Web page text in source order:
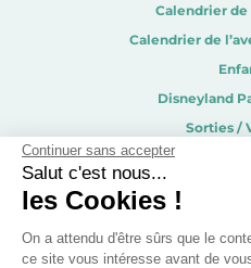
Continuer sans accepter
Salut c'est nous...
les Cookies !
On a attendu d'être sûrs que le
ce site vous intéresse avant de
Calendrier de
Calendrier de
Disneyland
Sorties /
Recevez les derniers